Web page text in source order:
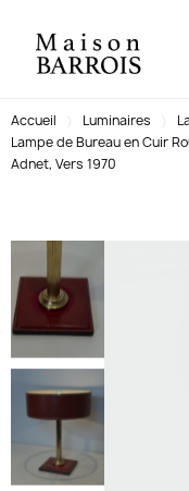
Accueil Luminaires
Lampe de Bureau en Cuir
Adnet, Vers 1970